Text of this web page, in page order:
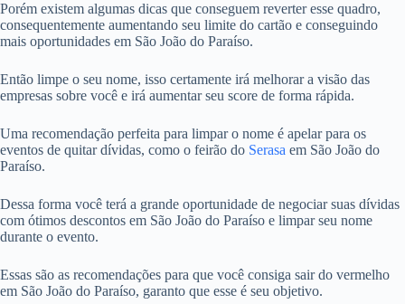
Porém existem algumas dicas que conseguem reverter esse quadro,
consequentemente aumentando seu limite do cartão e conseguindo
mais oportunidades em São João do Paraíso.
Então limpe o seu nome, isso certamente irá melhorar a visão das
empresas sobre você e irá aumentar seu score de forma rápida.
Uma recomendação perfeita para limpar o nome é apelar para os
eventos de quitar dívidas, como o feirão do Serasa em São João do
Paraíso.
Dessa forma você terá a grande oportunidade de negociar suas dívidas
com ótimos descontos em São João do Paraíso e limpar seu nome
durante o evento.
Essas são as recomendações para que você consiga sair do vermelho
em São João do Paraíso, garanto que esse é seu objetivo.